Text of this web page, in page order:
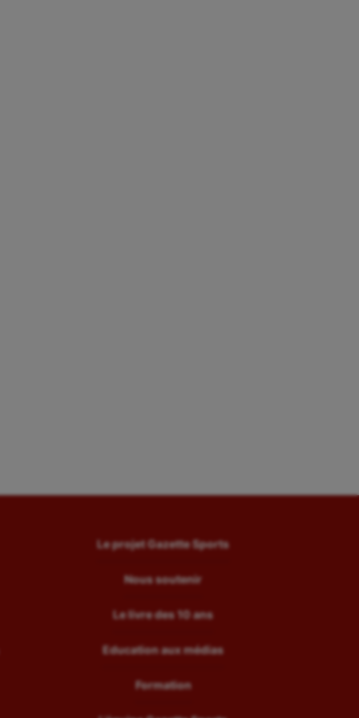
Le projet Gazette Sports
Nous soutenir
Le livre des 10 ans
Education aux médias
Formation